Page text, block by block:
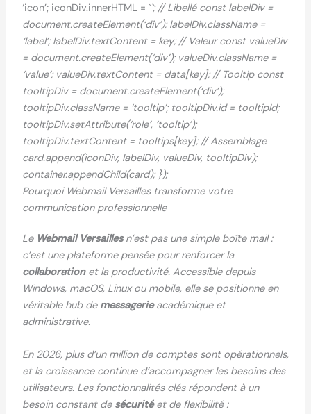
‘icon’; iconDiv.innerHTML = ``; // Libellé const labelDiv =
document.createElement(‘div’); labelDiv.className =
‘label’; labelDiv.textContent = key; // Valeur const valueDiv
= document.createElement(‘div’); valueDiv.className =
‘value’; valueDiv.textContent = data[key]; // Tooltip const
tooltipDiv = document.createElement(‘div’);
tooltipDiv.className = ‘tooltip’; tooltipDiv.id = tooltipId;
tooltipDiv.setAttribute(‘role’, ‘tooltip’);
tooltipDiv.textContent = tooltips[key]; // Assemblage
card.append(iconDiv, labelDiv, valueDiv, tooltipDiv);
container.appendChild(card); });
Pourquoi Webmail Versailles transforme votre
communication professionnelle
Le Webmail Versaillesn’est pas une simple boîte mail :
c’est une plateforme pensée pour renforcer la
collaborationet la productivité. Accessible depuis
Windows, macOS, Linux ou mobile, elle se positionne en
véritable hub de messagerieacadémique et
administrative.
En 2026, plus d’un million de comptes sont opérationnels,
et la croissance continue d’accompagner les besoins des
utilisateurs. Les fonctionnalités clés répondent à un
besoin constant de sécuritéet de flexibilité :